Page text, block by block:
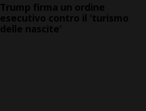
Trump firma un ordine
esecutivo contro il 'turismo
delle nascite'